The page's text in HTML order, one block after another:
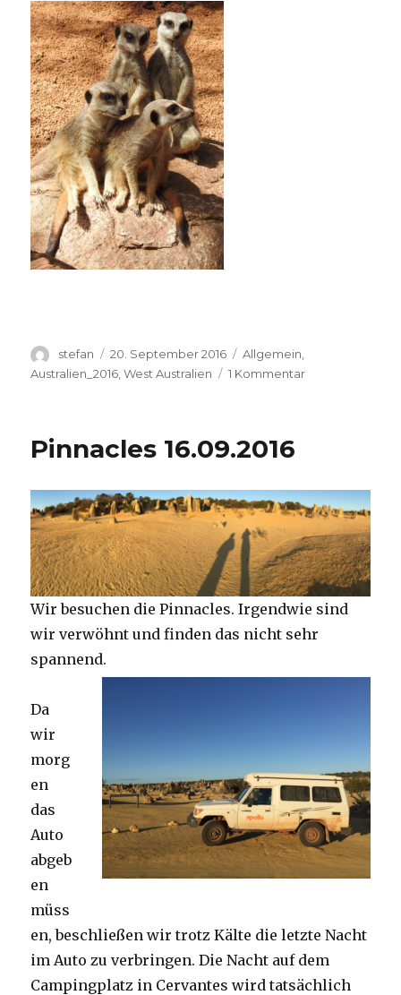
Autor
stefan
Veröffentlicht
am
20. September 2016 Kategorien
Allgemein,
Australien_2016 ,West Australien 1 Kommentarzu
Pinnacles 16.09.2016
Wir besuchen die Pinnacles. Irgendwie sind
wir verwöhnt und finden das nicht sehr
spannend.
Da
wir
morg
en
das
Auto
abgeb
en
müss
en, beschließen wir trotz Kälte die letzte Nacht
im Auto zu verbringen. Die Nacht auf dem
Campingplatz in Cervantes wird tatsächlich